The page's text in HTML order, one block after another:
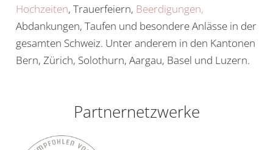
Hochzeiten, Trauerfeiern, Beerdigungen,
Abdankungen, Taufen und besondere Anlässe in der
gesamten Schweiz. Unter anderem in den Kantonen
Bern, Zürich, Solothurn, Aargau, Basel und Luzern.
Partnernetzwerke